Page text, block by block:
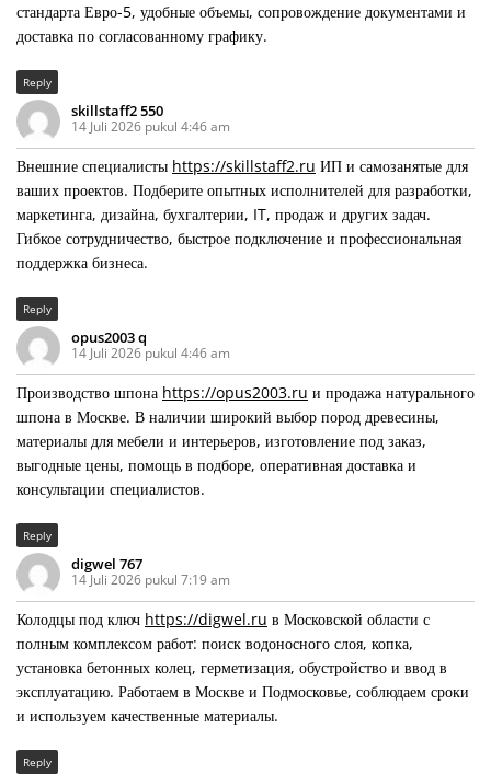
стандарта Евро-5, удобные объемы, сопровождение документами и
доставка по согласованному графику.
Reply
skillstaff2 550
14 Juli 2026 pukul 4:46 am
Внешние специалисты https://skillstaff2.ru ИП и самозанятые для
ваших проектов. Подберите опытных исполнителей для разработки,
маркетинга, дизайна, бухгалтерии, IT, продаж и других задач.
Гибкое сотрудничество, быстрое подключение и профессиональная
поддержка бизнеса.
Reply
opus2003 q
14 Juli 2026 pukul 4:46 am
Производство шпона https://opus2003.ru и продажа натурального
шпона в Москве. В наличии широкий выбор пород древесины,
материалы для мебели и интерьеров, изготовление под заказ,
выгодные цены, помощь в подборе, оперативная доставка и
консультации специалистов.
Reply
digwel 767
14 Juli 2026 pukul 7:19 am
Колодцы под ключ https://digwel.ru в Московской области с
полным комплексом работ: поиск водоносного слоя, копка,
установка бетонных колец, герметизация, обустройство и ввод в
эксплуатацию. Работаем в Москве и Подмосковье, соблюдаем сроки
и используем качественные материалы.
Reply